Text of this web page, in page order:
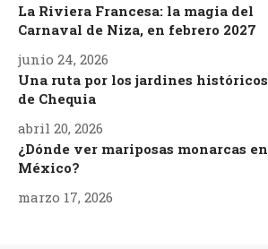
La Riviera Francesa: la magia del
Carnaval de Niza, en febrero 2027
junio 24, 2026
Una ruta por los jardines históricos
de Chequia
abril 20, 2026
¿Dónde ver mariposas monarcas en
México?
marzo 17, 2026